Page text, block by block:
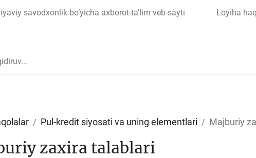
savodxonlik bo‘yicha axborot-ta’lim veb-sayti Loyiha
Pul
Pul-kredit siyosati va uning elementlari Majburiy
zaxira talablari